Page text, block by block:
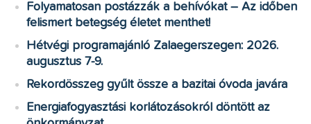
Folyamatosan postázzák a behívókat – Az időben
felismert betegség életet menthet!
Hétvégi programajánló Zalaegerszegen: 2026.
augusztus 7-9.
Rekordösszeg gyűlt össze a bazitai óvoda javára
Energiafogyasztási korlátozásokról döntött az